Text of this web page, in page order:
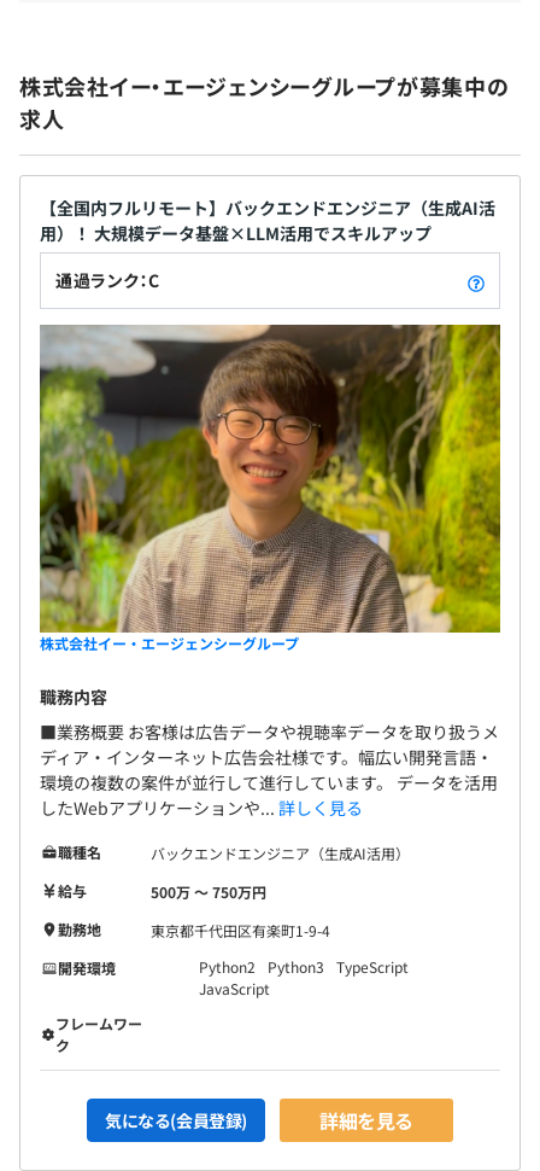
行い年間を通して目標の達成度で評価を決定します。
評価面談以外にも、1on1など定期的に面談等を行いなが
ら、リモート下でも個別の進捗確認やフォローを行ってい
ます。
所属事業部はエンジニアやセールス職も含め78名です。当
社の半数の社員が所属しており、力を入れている事業で
す。
プロジェクトは3～4人ほどのチームで行います。
主に3名～10名ほどのチーム体制で動きます
昇給あり：年1回（4月）
各種保険完備（関東ITソフトウェア健康保険組合加⼊）
無期雇用
試用期間あり：3ヶ月
※試用期間中の勤務条件に変更はありません。
株式会社イー・エージェンシーグループが募集中の
求人
【全国内フルリモート】バックエンドエンジニア（生成AI活
用）！ 大規模データ基盤×LLM活用でスキルアップ
通過ランク：C
株式会社イー・エージェンシーグループ
職務内容
■業務概要 お客様は広告データや視聴率データを取り扱うメ
ディア・インターネット広告会社様です。幅広い開発言語・
環境の複数の案件が並行して進行しています。 データを活用
したWebアプリケーションや... 詳しく見る
職種名
バックエンドエンジニア（生成AI活用）
給与
500万 〜 750万円
勤務地
東京都千代田区有楽町1-9-4
開発環境
Python2 Python3
TypeScript
JavaScript
フレームワー
ク
気になる(会員登録) 詳細を見る